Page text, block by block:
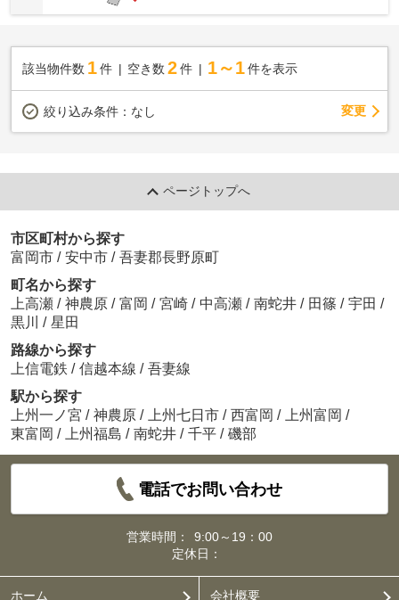
該当物件数 1件 空き数 2 件 1～1 件を表示
絞り込み条件： なし 変更
ページトップへ
市区町村から探す
富岡市 / 安中市 / 吾妻郡長野原町
町名から探す
上高瀬 / 神農原 / 富岡 / 宮崎 / 中高瀬 / 南蛇井 / 田篠 / 宇田 /
黒川 / 星田
路線から探す
上信電鉄 / 信越本線 / 吾妻線
駅から探す
上州一ノ宮 / 神農原 / 上州七日市 / 西富岡 / 上州富岡 /
東富岡 / 上州福島 / 南蛇井 / 千平 / 磯部
電話でお問い合わせ
営業時間：
9:00～19：00
定休日：
ホーム 会社概要